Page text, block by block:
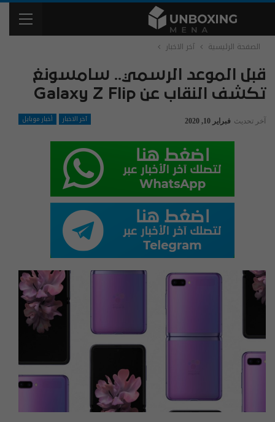
الصفحة الرئيسية آخر الاخبار
قبل الموعد الرسمي.. سامسونغ
تكشف النقاب عن Galaxy Z Flip
آخر الاخبار أخبار موبايل آخر تحديث فبراير 10, 2020